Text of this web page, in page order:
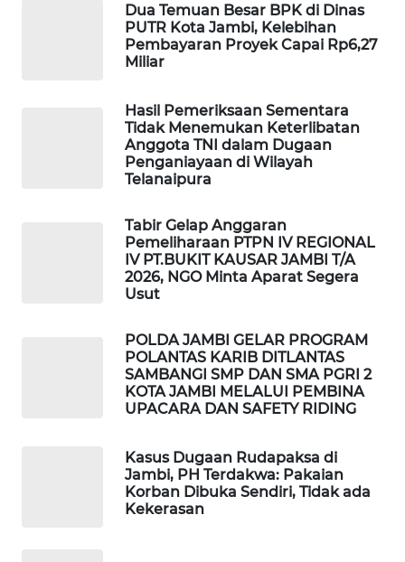
Dua Temuan Besar BPK di Dinas
PUTR Kota Jambi, Kelebihan
Pembayaran Proyek Capai Rp6,27
Miliar
Hasil Pemeriksaan Sementara
Tidak Menemukan Keterlibatan
Anggota TNI dalam Dugaan
Penganiayaan di Wilayah
Telanaipura
Tabir Gelap Anggaran
Pemeliharaan PTPN IV REGIONAL
IV PT.BUKIT KAUSAR JAMBI T/A
2026, NGO Minta Aparat Segera
Usut
POLDA JAMBI GELAR PROGRAM
POLANTAS KARIB DITLANTAS
SAMBANGI SMP DAN SMA PGRI 2
KOTA JAMBI MELALUI PEMBINA
UPACARA DAN SAFETY RIDING
Kasus Dugaan Rudapaksa di
Jambi, PH Terdakwa: Pakaian
Korban Dibuka Sendiri, Tidak ada
Kekerasan